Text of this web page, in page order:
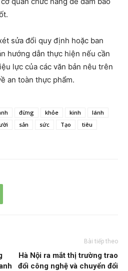
sửa đổi quy định hoặc ban
hướng dẫn thực hiện nếu cần
lực của các văn bản nêu trên
an toàn thực phẩm.
đừng khỏe kinh
lánh
sản sức Tạo
tiêu
Bài tiếp theo
Hà Nội ra mắt thị trường trao
đổi công nghệ và chuyển đổi